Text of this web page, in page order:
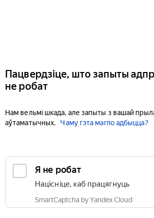
Пацвердзіце, што запыты
не робат
Нам вельмі шкада, але запыты з вашай
аўтаматычных.
Чаму гэта магло адбыцца?
Я не робат
Націсніце, каб працягнуць
SmartCaptcha by Yandex Cloud